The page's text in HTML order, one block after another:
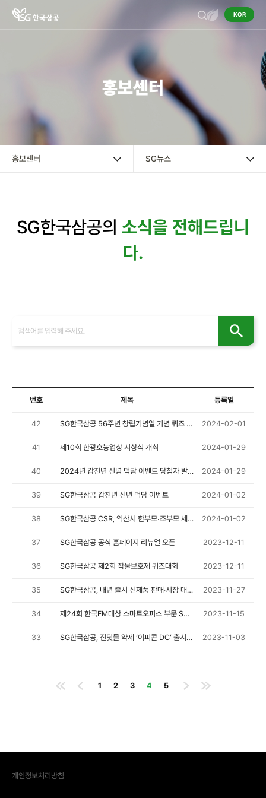
KOR
영농정보
홍보센터
카드뉴스
인재채용
홍보센터
홍보센터 SG뉴스
SG한국삼공의 소식을 전해드립니
다.
번호 제목 등록일
42 SG한국삼공 56주년 창립기념일 기념 퀴즈 미션! 2024-02-01
41 제10회 한광호농업상 시상식 개최 2024-01-29
40 2024년 갑진년 신념 덕담 이벤트 당첨자 발표 2024-01-29
39 SG한국삼공 갑진년 신년 덕담 이벤트 2024-01-02
38 SG한국삼공 CSR, 익산시 한부모∙조부모 세대에 2,000만원 상당 후원 2024-01-02
37 SG한국삼공 공식 홈페이지 리뉴얼 오픈 2023-12-11
36 SG한국삼공 제2회 작물보호제 퀴즈대회 2023-12-11
35 SG한국삼공, 내년 출시 신제품 판매·시장 대응 위한 전략회의 개최 2023-11-27
34 제24회 한국FM대상 스마트오피스 부문 SG한국삼공(주) 대상 수상 2023-11-15
33 SG한국삼공, 진딧물 약제 ‘이피콘 DC’ 출시 기념행사 2023-11-03
1 2 3 4 5
개인정보처리방침